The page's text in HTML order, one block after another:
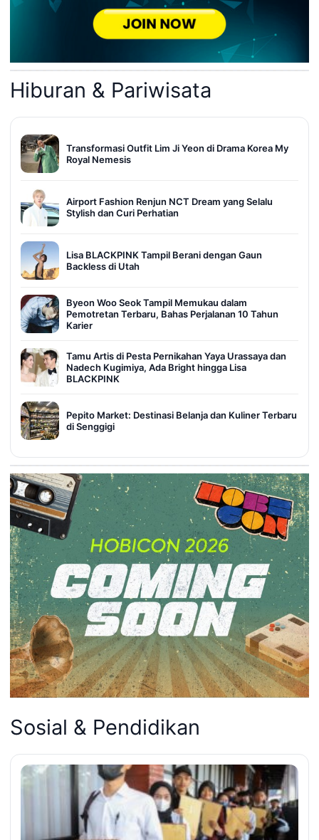
Hiburan & Pariwisata
Transformasi Outfit Lim Ji Yeon di Drama Korea My
Royal Nemesis
Airport Fashion Renjun NCT Dream yang Selalu
Stylish dan Curi Perhatian
Lisa BLACKPINK Tampil Berani dengan Gaun
Backless di Utah
Byeon Woo Seok Tampil Memukau dalam
Pemotretan Terbaru, Bahas Perjalanan 10 Tahun
Karier
Tamu Artis di Pesta Pernikahan Yaya Urassaya dan
Nadech Kugimiya, Ada Bright hingga Lisa
BLACKPINK
Pepito Market: Destinasi Belanja dan Kuliner Terbaru
di Senggigi
Sosial & Pendidikan